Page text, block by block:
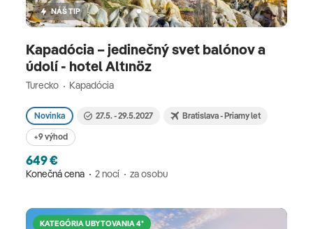
NÁŠ TIP
Kapadócia – jedinečný svet balónov a
údolí - hotel Altınöz
Turecko Kapadócia
Novinka 27.5. - 29.5.2027 Bratislava - Priamy let
+9 výhod
649 €
Konečná cena 2 nocí za osobu
KATEGÓRIA UBYTOVANIA 4*